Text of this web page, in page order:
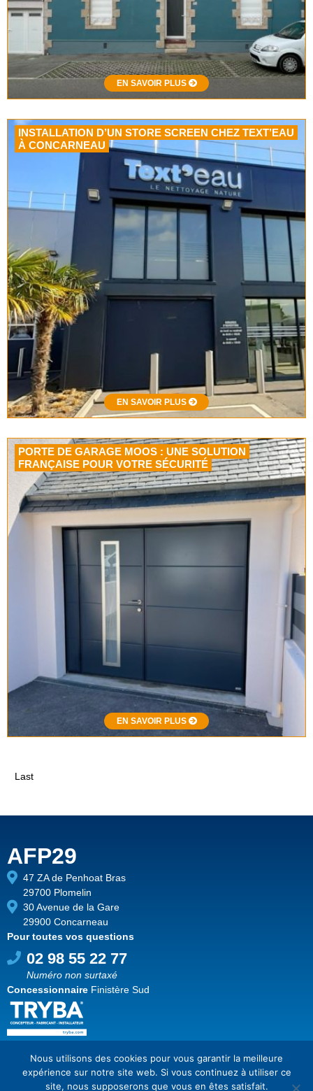
EN SAVOIR PLUS
INSTALLATION D’UN STORE SCREEN CHEZ TEXT’EAU
À CONCARNEAU
EN SAVOIR PLUS
PORTE DE GARAGE MOOS : UNE SOLUTION
FRANÇAISE POUR VOTRE SÉCURITÉ
EN SAVOIR PLUS
Last
AFP29
47 ZA de Penhoat Bras
29700 Plomelin
30 Avenue de la Gare
29900 Concarneau
Pour toutes vos questions
02 98 55 22 77
Numéro non surtaxé
Concessionnaire Finistère Sud
Nous utilisons des cookies pour vous garantir la meilleure
expérience sur notre site web. Si vous continuez à utiliser ce
site, nous supposerons que vous en êtes satisfait.